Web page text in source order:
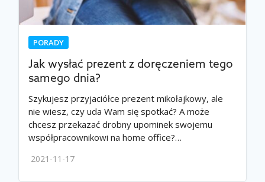
PORADY
Jak wysłać prezent z doręczeniem tego
samego dnia?
Szykujesz przyjaciółce prezent mikołajkowy, ale
nie wiesz, czy uda Wam się spotkać? A może
chcesz przekazać drobny upominek swojemu
współpracownikowi na home office?…
2021-11-17